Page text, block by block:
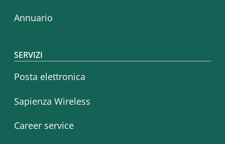
Annuario
SERVIZI
Posta elettronica
Sapienza Wireless
Career service